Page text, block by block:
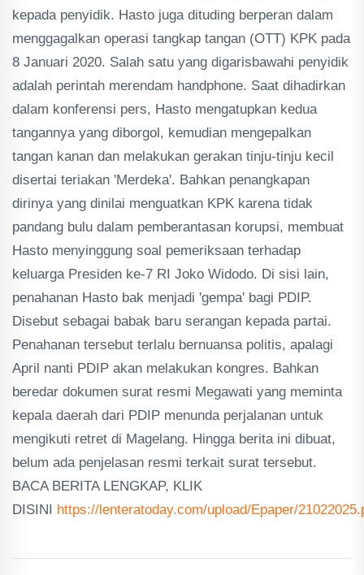
kepada penyidik. Hasto juga dituding berperan dalam
menggagalkan operasi tangkap tangan (OTT) KPK pada
8 Januari 2020. Salah satu yang digarisbawahi penyidik
adalah perintah merendam handphone. Saat dihadirkan
dalam konferensi pers, Hasto mengatupkan kedua
tangannya yang diborgol, kemudian mengepalkan
tangan kanan dan melakukan gerakan tinju-tinju kecil
disertai teriakan 'Merdeka'. Bahkan penangkapan
dirinya yang dinilai menguatkan KPK karena tidak
pandang bulu dalam pemberantasan korupsi, membuat
Hasto menyinggung soal pemeriksaan terhadap
keluarga Presiden ke-7 RI Joko Widodo. Di sisi lain,
penahanan Hasto bak menjadi 'gempa' bagi PDIP.
Disebut sebagai babak baru serangan kepada partai.
Penahanan tersebut terlalu bernuansa politis, apalagi
April nanti PDIP akan melakukan kongres. Bahkan
beredar dokumen surat resmi Megawati yang meminta
kepala daerah dari PDIP menunda perjalanan untuk
mengikuti retret di Magelang. Hingga berita ini dibuat,
belum ada penjelasan resmi terkait surat tersebut.
BACA BERITA LENGKAP, KLIK
DISINI https://lenteratoday.com/upload/Epaper/